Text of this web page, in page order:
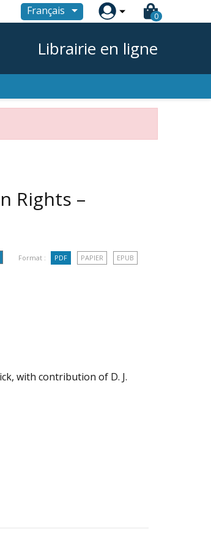
Français  0
Librairie en ligne
Rights –
Format : PDF PAPIER EPUB
with contribution of D. J.